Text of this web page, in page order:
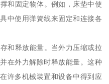
和固定物体。例如，床垫中使
中使用弹簧线来固定和连接各
和释放能量。当外力压缩或拉
在外力解除时释放能量。这种
许多机械装置和设备中得到应